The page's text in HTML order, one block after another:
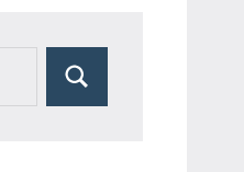
Suchen